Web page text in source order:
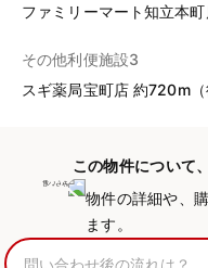
ファミリーマート知立本
その他利便施設3
スギ薬局宝町店 約720m（
この物件について
物件の詳細や、
ます。